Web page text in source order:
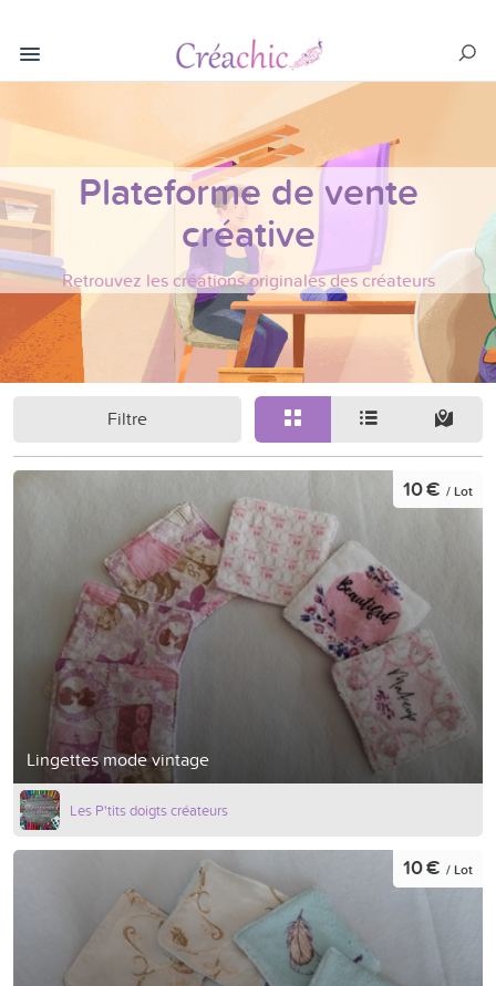
Plateforme de vente
créative
Retrouvez les créations originales des créateurs
Filtre
Lingettes mode vintage
10 € / Lot
Les P'tits doigts créateurs
10 € / Lot